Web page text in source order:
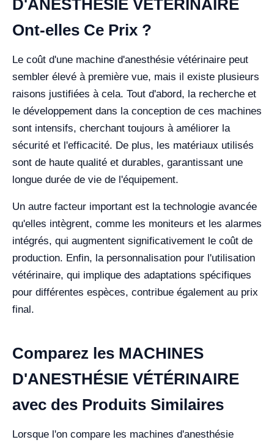
D'ANESTHÉSIE VÉTÉRINAIRE
Ont-elles Ce Prix ?
Le coût d'une machine d'anesthésie vétérinaire peut
sembler élevé à première vue, mais il existe plusieurs
raisons justifiées à cela. Tout d'abord, la recherche et
le développement dans la conception de ces machines
sont intensifs, cherchant toujours à améliorer la
sécurité et l'efficacité. De plus, les matériaux utilisés
sont de haute qualité et durables, garantissant une
longue durée de vie de l'équipement.
Un autre facteur important est la technologie avancée
qu'elles intègrent, comme les moniteurs et les alarmes
intégrés, qui augmentent significativement le coût de
production. Enfin, la personnalisation pour l'utilisation
vétérinaire, qui implique des adaptations spécifiques
pour différentes espèces, contribue également au prix
final.
Comparez les MACHINES
D'ANESTHÉSIE VÉTÉRINAIRE
avec des Produits Similaires
Lorsque l'on compare les machines d'anesthésie